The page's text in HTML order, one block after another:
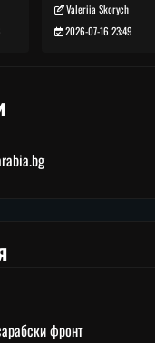
Valeriia Skorych
2026-07-16 23:49
фронт